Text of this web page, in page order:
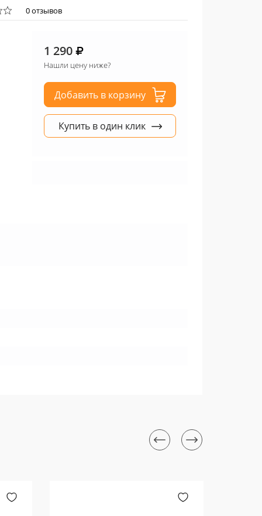
0 отзывов
1 290
Нашли цену ниже?
Добавить в корзину
Купить в один клик